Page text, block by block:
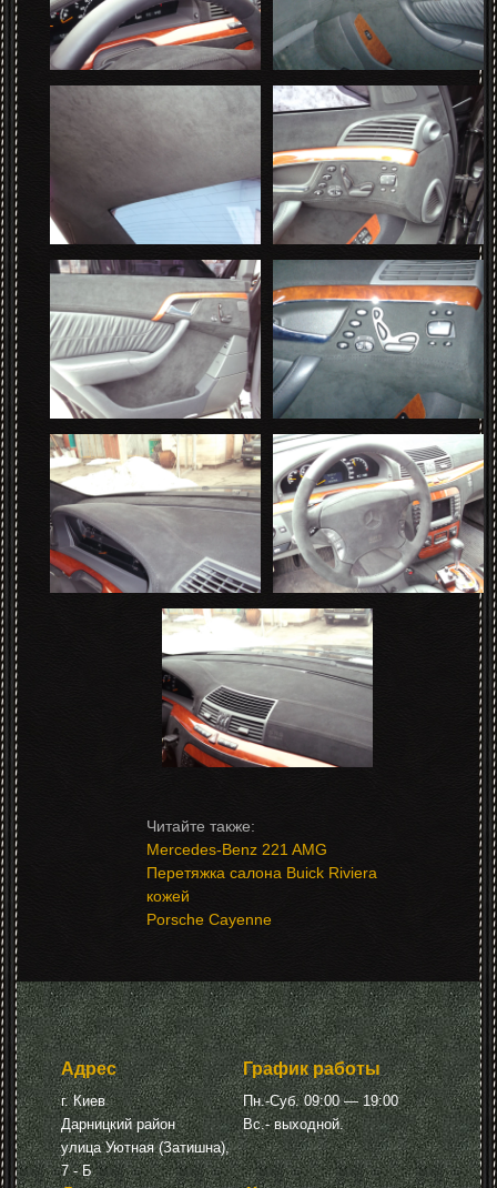
Mercedes-Benz 221 AMG
Перетяжка салона Buick Riviera
кожей
Porsche Cayenne
Адрес
г. Киев
Дарницкий район
улица Уютная (Затишна),
7 - Б
График работы
Пн.-Суб. 09:00 — 19:00
Вс.- выходной.